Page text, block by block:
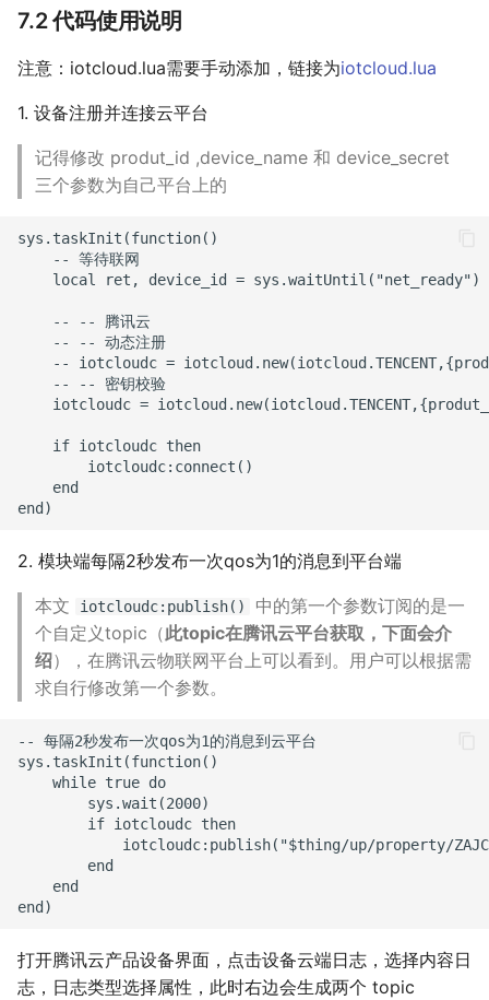
7.2 代码使用说明
注意：iotcloud.lua需要手动添加，链接为iotcloud.lua
1. 设备注册并连接云平台
记得修改 produt_id ,device_name 和 device_secret
三个参数为自己平台上的
sys.taskInit(function()
    -- 等待联网
    local ret, device_id = sys.waitUntil("net_ready")
    -- -- 腾讯云
    -- -- 动态注册
-- iotcloudc =
    -- -- 密钥校验
iotcloudc =
    if iotcloudc then
        iotcloudc:connect()
    end
2. 模块端每隔2秒发布一次qos为1的消息到平台端
本文 iotcloudc:publish()
中的第一个参数订阅的是一
个自定义topic（此topic在腾讯云平台获取，下面会介
绍），在腾讯云物联网平台上可以看到。用户可以根据需
求自行修改第一个参数。
-- 每隔2秒发布一次qos为1的消息到云平台
sys.taskInit(function()
    while true do
        sys.wait(2000)
        if iotcloudc then
iotcloudc:publish("$thing/up/property/
        end
    end
打开腾讯云产品设备界面，点击设备云端日志，选择内容日
志，日志类型选择属性，此时右边会生成两个 topic